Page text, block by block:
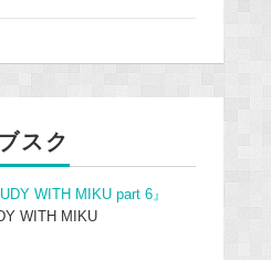
スク
WITH MIKU part 6』
WITH MIKU